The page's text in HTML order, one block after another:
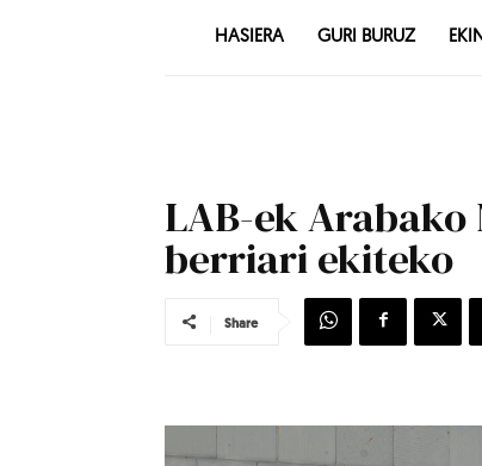
HASIERA GURI BURUZ
LAB-ek
berriari ekiteko
Share